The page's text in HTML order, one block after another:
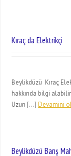
Kıraç da Elektrikçi
Beylikdüzü Kıraç
hakkında bilgi
Uzun […]Devamini
Beylikdüzü Barış